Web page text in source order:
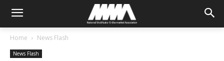
Home News Flash
News Flash